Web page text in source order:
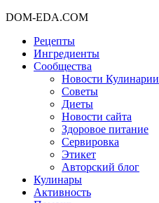
DOM-EDA.COM
Рецепты
Ингредиенты
Сообщества
Новости Кулинарии
Советы
Диеты
Новости сайта
Здоровое питание
Сервировка
Этикет
Авторский блог
Кулинары
Активность